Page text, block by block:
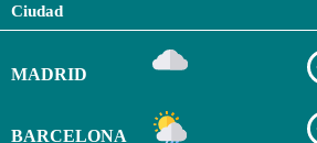
Ciudad
MADRID
BARCELONA